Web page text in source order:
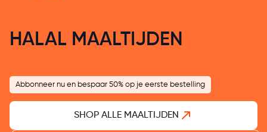
HALAL MAALTIJDEN
Abbonneer nu en bespaar 50% op je eerste bestelling
SHOP ALLE MAALTIJDEN